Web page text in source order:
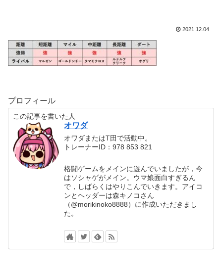
2021.12.04
プロフィール
この記事を書いた人
オワダ
オワダまたはT田で活動中。
トレーナーID：978 853 821
格闘ゲームをメインに遊んでいましたが，今
はソシャゲがメイン。ウマ娘面白すぎるん
で，しばらくはやりこんでいきます。アイコ
ンとヘッダーは森キノコさん
（@morikinoko8888）に作成いただきまし
た。